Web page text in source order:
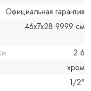
Официальная гарантия
46x7x28.9999 см
2.6
хром
1/2"